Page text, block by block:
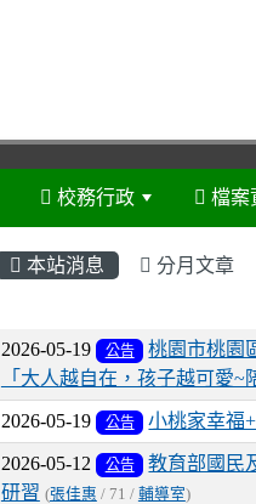
校務行政 檔案
本站消息 分月文章
文章列表
2026-05-19 公告
桃園市桃園
「大人越自在，孩子越可愛~
2026-05-19 公告 小桃家幸福
2026-05-12 公告
教育部國民
研習 (張佳惠 / 71 / 輔導室)